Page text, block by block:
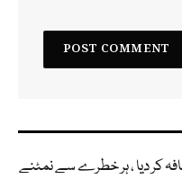
کر دیا ، ہر خطرے سے نمٹنے